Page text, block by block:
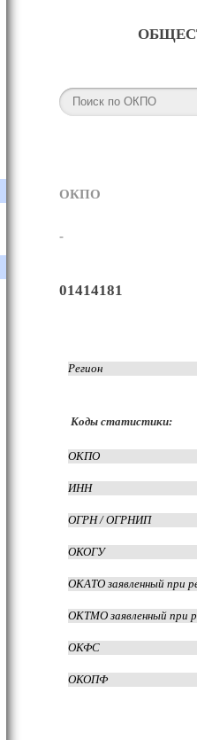
ОКПО
-
01414181
Регион
Коды статистики:
ОКПО
ИНН
ОГРН / ОГРНИП
ОКОГУ
ОКАТО заявленный при
ОКТМО заявленный при
ОКФС
ОКОПФ